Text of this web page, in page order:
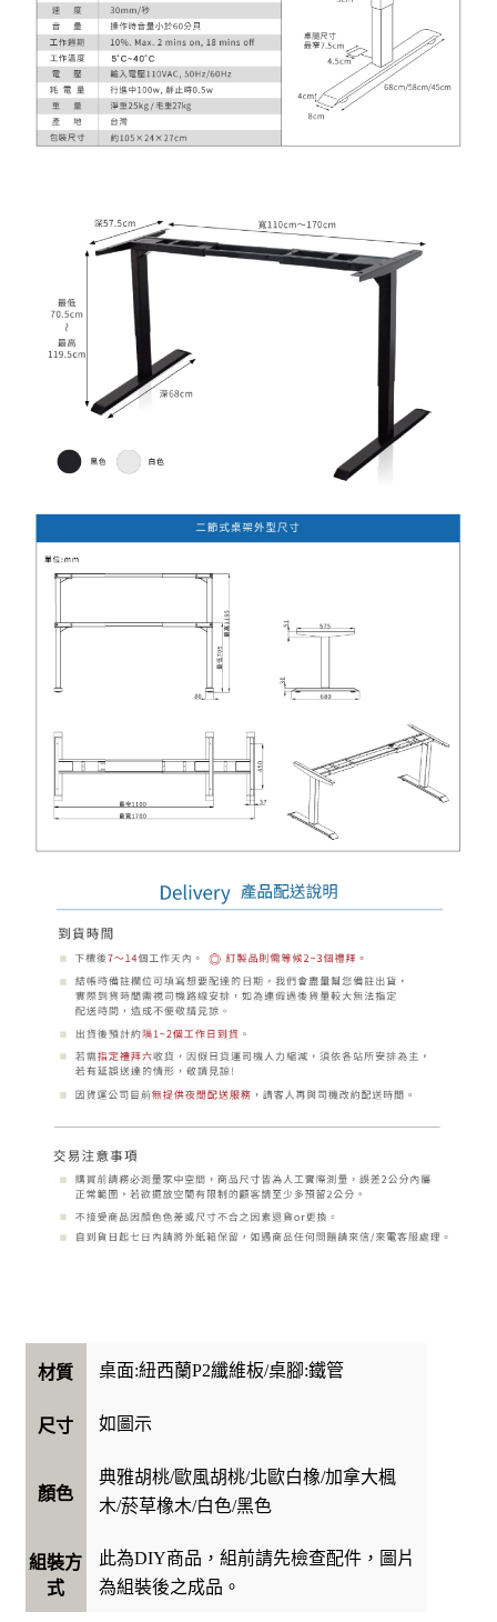
材質 桌面:紐西蘭P2纖維板/桌腳:鐵管
尺寸 如圖示
顏色
典雅胡桃/歐風胡桃/北歐白橡/加拿大楓
木/菸草橡木/白色/黑色
組裝方
式
此為DIY商品，組前請先檢查配件，圖片
為組裝後之成品。